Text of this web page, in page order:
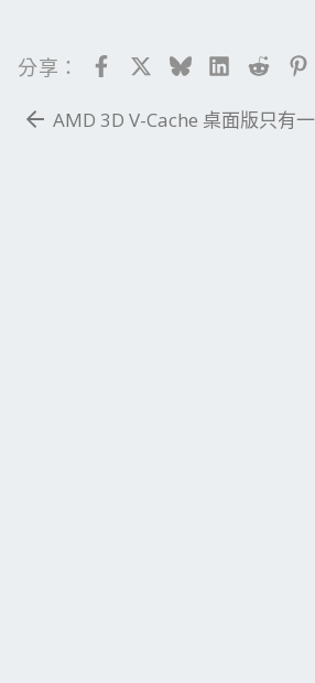
分享： FacebookBlueskyLinkedIn
AMD 3D V-Cache 桌面版只有